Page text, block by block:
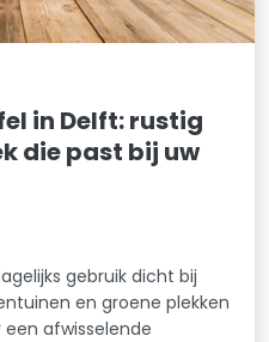
in Delft: rustig
die past bij uw
gebruik dicht bij
en groene plekken
afwisselende